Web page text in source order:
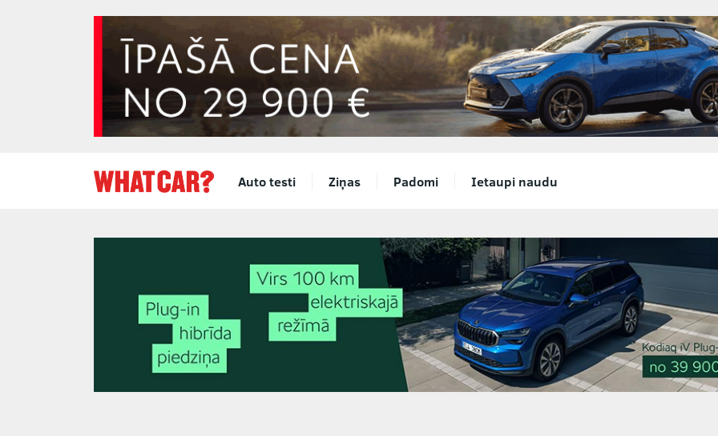
Auto testi Ziņas Padomi Ietaupi naudu